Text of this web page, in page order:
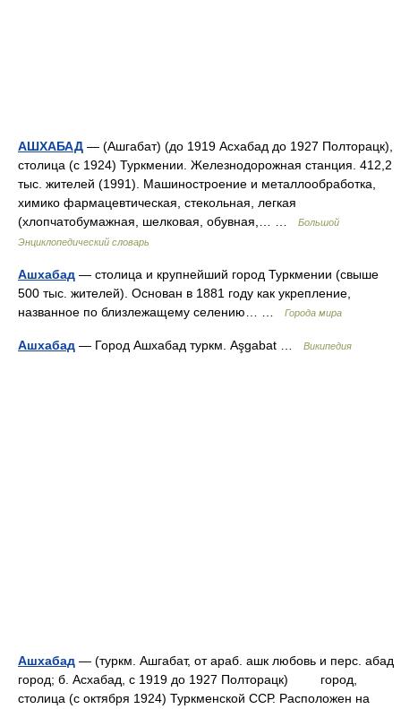
АШХАБАД — (Ашгабат) (до 1919 Асхабад до 1927 Полторацк),
столица (с 1924) Туркмении. Железнодорожная станция. 412,2
тыс. жителей (1991). Машиностроение и металлообработка,
химико фармацевтическая, стекольная, легкая
(хлопчатобумажная, шелковая, обувная,… …
Большой
Энциклопедический словарь
Ашхабад — столица и крупнейший город Туркмении (свыше
500 тыс. жителей). Основан в 1881 году как укрепление,
названное по близлежащему селению… …
Города мира
Ашхабад — Город Ашхабад туркм. Aşgabat … Википедия
Ашхабад — (туркм. Ашгабат, от араб. ашк любовь и перс. абад
город; б. Асхабад, с 1919 до 1927 Полторацк) город,
столица (с октября 1924) Туркменской ССР. Расположен на